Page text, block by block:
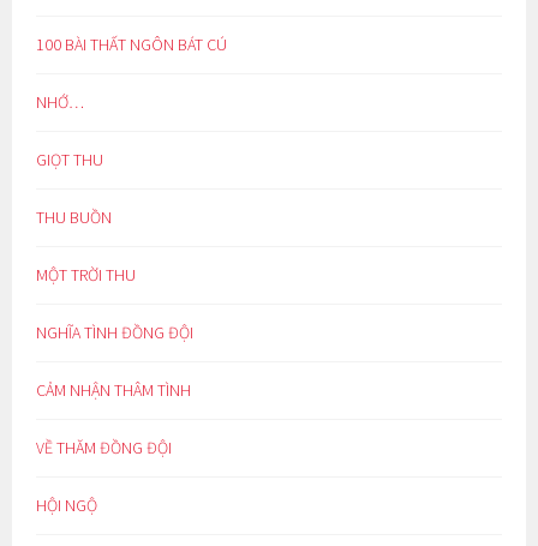
100 BÀI THẤT NGÔN BÁT CÚ
NHỚ…
GIỌT THU
THU BUỒN
MỘT TRỜI THU
NGHĨA TÌNH ĐỒNG ĐỘI
CẢM NHẬN THÂM TÌNH
VỀ THĂM ĐỒNG ĐỘI
HỘI NGỘ